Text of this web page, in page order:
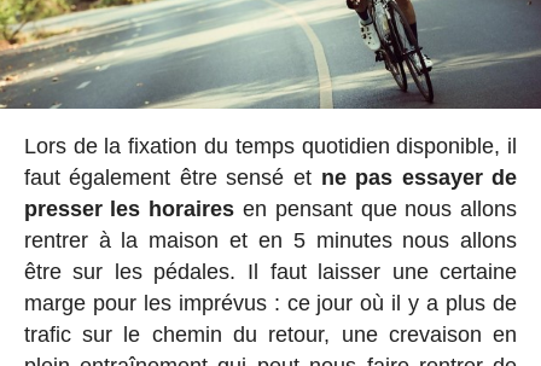
Lors de la fixation du temps quotidien disponible, il
faut également être sensé et ne pas essayer de
presser les horaires en pensant que nous allons
rentrer à la maison et en 5 minutes nous allons
être sur les pédales. Il faut laisser une certaine
marge pour les imprévus : ce jour où il y a plus de
trafic sur le chemin du retour, une crevaison en